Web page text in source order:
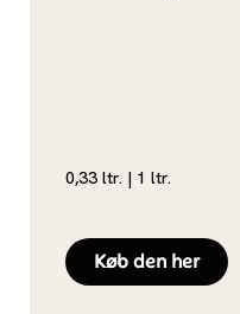
0,33 ltr. | 1 ltr.
Køb den her